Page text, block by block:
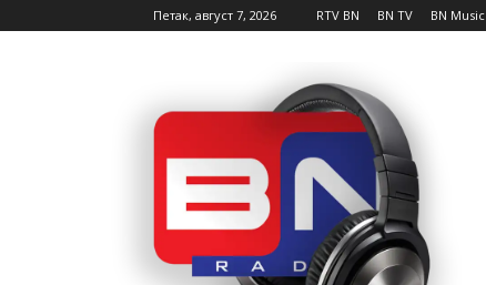
Петак, август 7, 2026 RTV BN BN TV BN Music